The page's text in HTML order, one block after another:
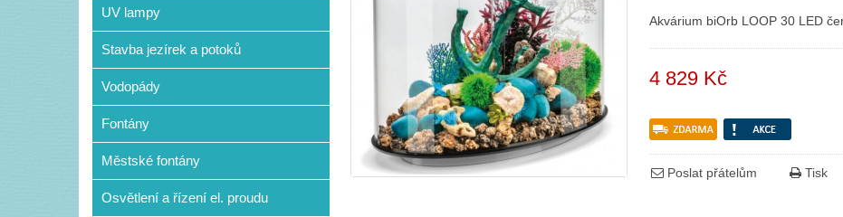
Akvárium biOrb LOOP 30 LED
4 829 Kč
Poslat přátelům Tisk
UV lampy
Stavba jezírek a potoků
Vodopády
Fontány
Městské fontány
Osvětlení a řízení el. proudu